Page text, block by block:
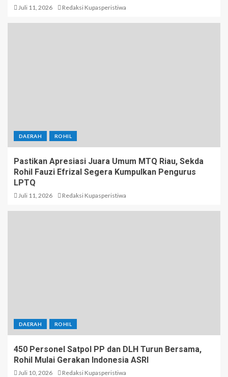
Juli 11, 2026 Redaksi Kupasperistiwa
DAERAH ROHIL
Pastikan Apresiasi Juara Umum MTQ Riau, Sekda
Rohil Fauzi Efrizal Segera Kumpulkan Pengurus
LPTQ
Juli 11, 2026 Redaksi Kupasperistiwa
DAERAH ROHIL
450 Personel Satpol PP dan DLH Turun Bersama,
Rohil Mulai Gerakan Indonesia ASRI
Juli 10, 2026 Redaksi Kupasperistiwa